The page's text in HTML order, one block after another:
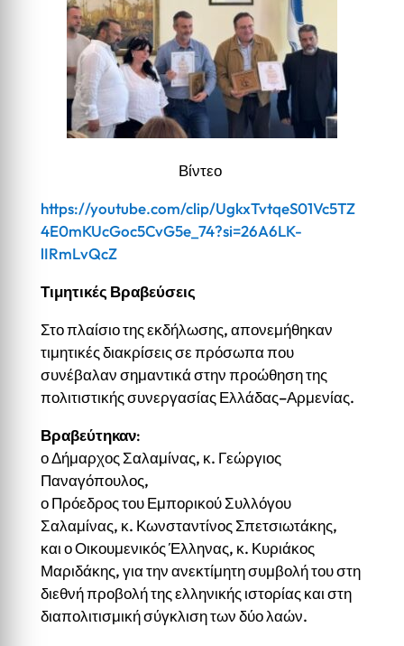
Βίντεο
https://youtube.com/clip/UgkxTvtqeS01Vc5TZ
4E0mKUcGoc5CvG5e_74?si=26A6LK-
lIRmLvQcZ
Τιμητικές Βραβεύσεις
Στο πλαίσιο της εκδήλωσης, απονεμήθηκαν
τιμητικές διακρίσεις σε πρόσωπα που
συνέβαλαν σημαντικά στην προώθηση της
πολιτιστικής συνεργασίας Ελλάδας–Αρμενίας.
Βραβεύτηκαν:
ο Δήμαρχος Σαλαμίνας, κ. Γεώργιος
Παναγόπουλος,
ο Πρόεδρος του Εμπορικού Συλλόγου
Σαλαμίνας, κ. Κωνσταντίνος Σπετσιωτάκης,
και ο Οικουμενικός Έλληνας, κ. Κυριάκος
Μαριδάκης, για την ανεκτίμητη συμβολή του στη
διεθνή προβολή της ελληνικής ιστορίας και στη
διαπολιτισμική σύγκλιση των δύο λαών.